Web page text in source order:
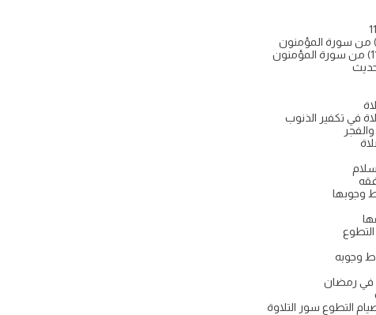
في تكفير الذنوب
وجوبها
وجوبه
في رمضان
التطوع سور التلاوة